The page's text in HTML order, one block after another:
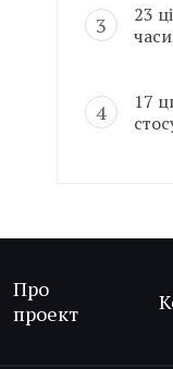
23
часи
17
Про
проект